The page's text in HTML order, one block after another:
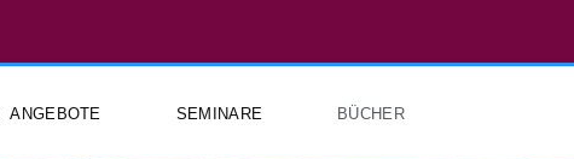
ANGEBOTE SEMINARE BÜCHER